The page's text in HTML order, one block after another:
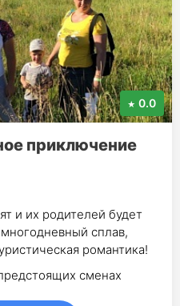
0.0
приключение
и их родителей будет
сплав,
романтика!
сменах